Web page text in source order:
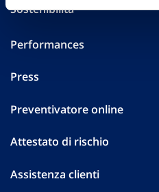
Sostenibilità
Performances
Press
Preventivatore online
Attestato di rischio
Assistenza clienti